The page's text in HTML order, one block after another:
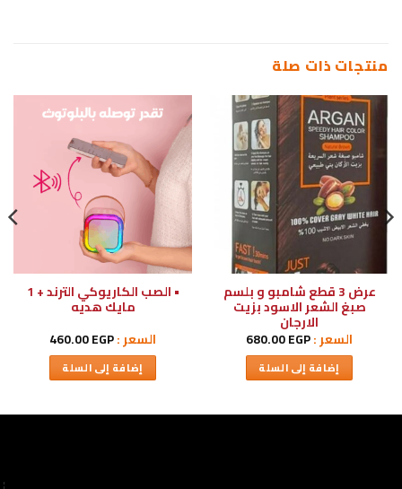
منتجات ذات صلة
عرض 3 قطع شامبو و بلسم
صبغ الشعر الاسود بزيت
الارجان
السعر : 680.00EGP
إضافة إلى السلة
• الصب الكاريوكي الترند + 1
مايك هديه
السعر :
460.00EGP
إضافة إلى السلة